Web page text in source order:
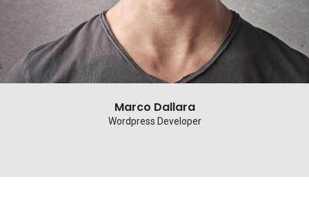
Marco Dallara
Wordpress Developer